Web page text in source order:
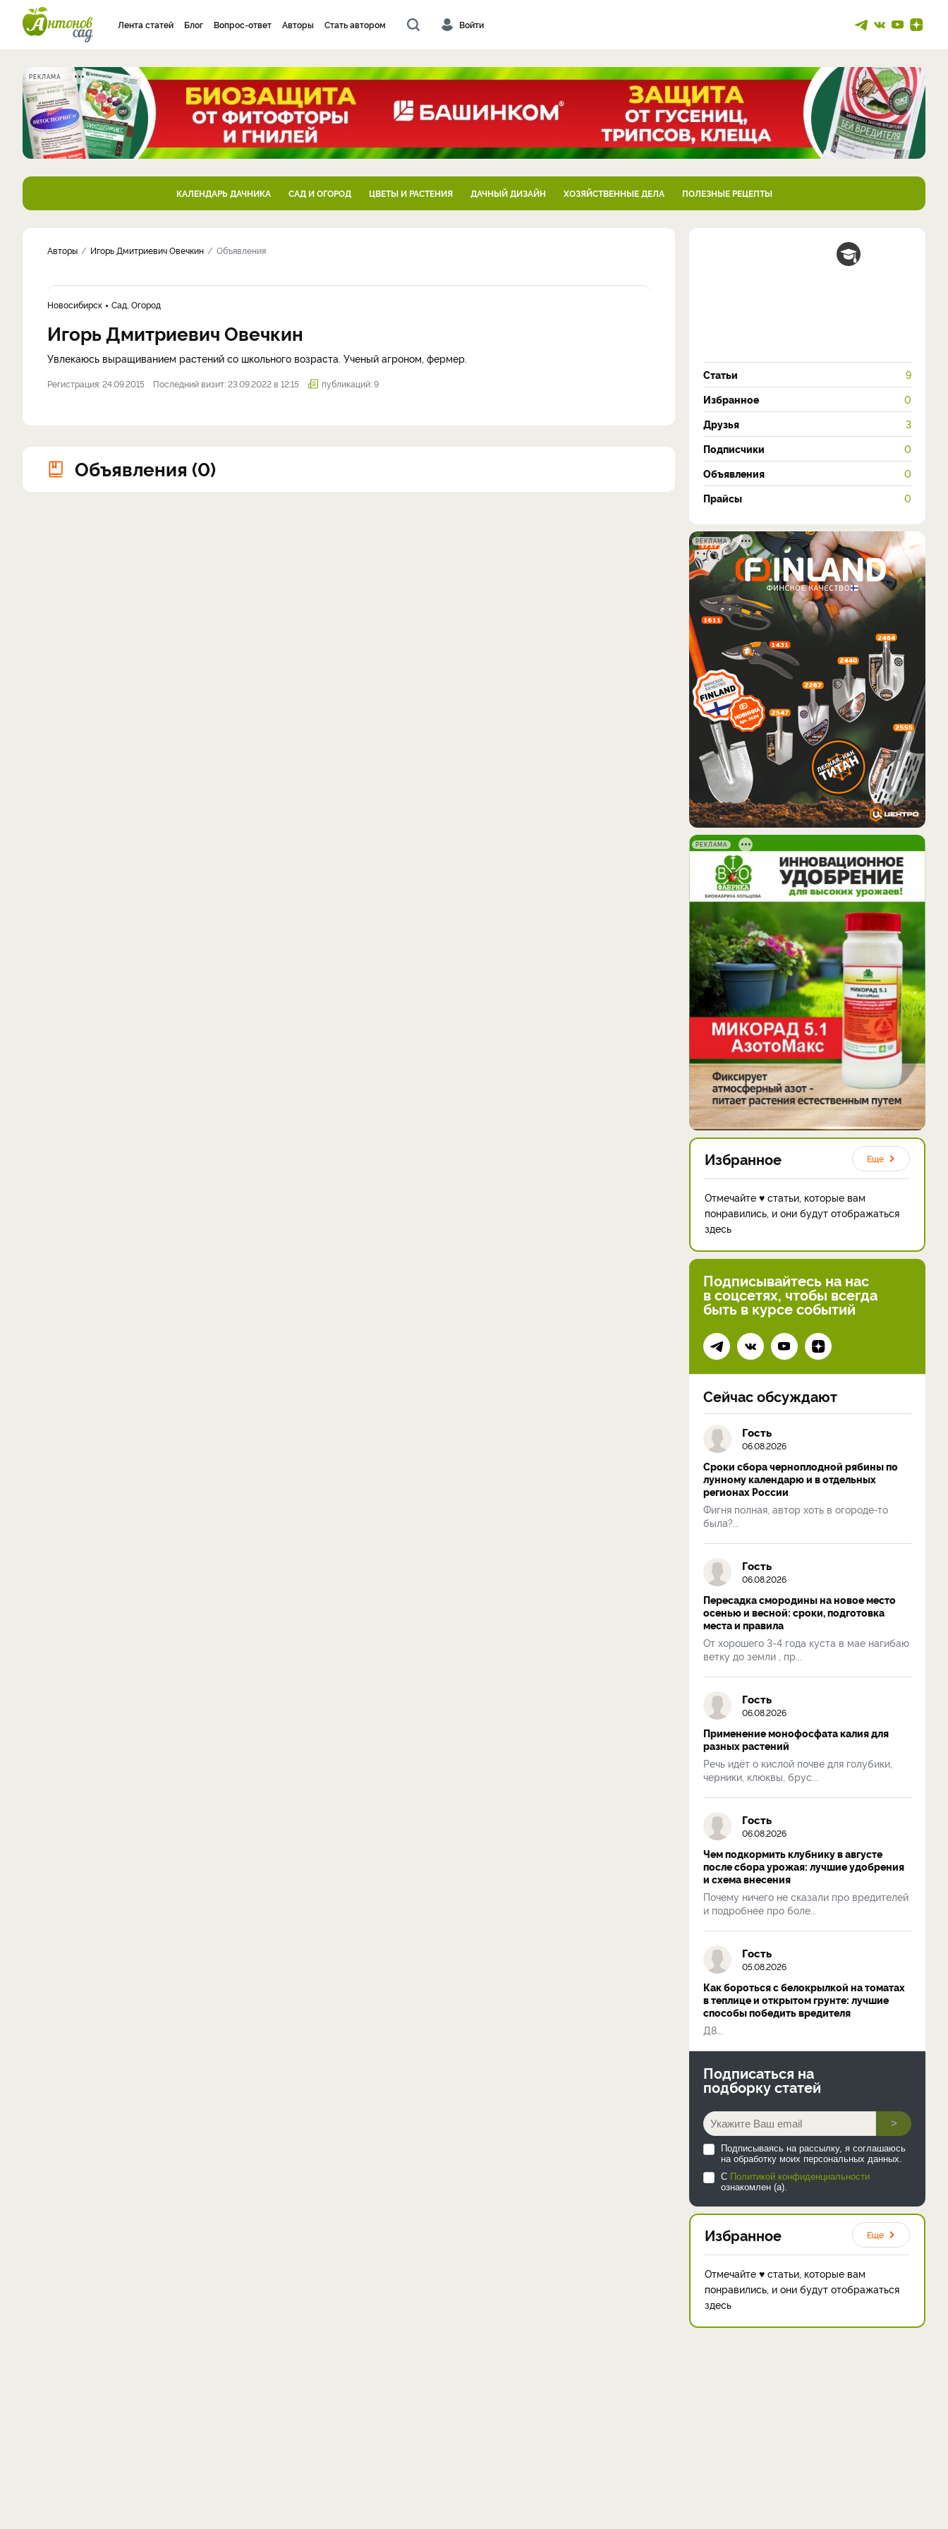
Лента статей Блог Вопрос-ответ Авторы Стать автором Войти
РЕКЛАМА
КАЛЕНДАРЬ ДАЧНИКА САД И ОГОРОД ЦВЕТЫ И РАСТЕНИЯ ДАЧНЫЙ ДИЗАЙН ХОЗЯЙСТВЕННЫЕ ДЕЛА ПОЛЕЗНЫЕ РЕЦЕПТЫ
Авторы Игорь Дмитриевич Овечкин Объявления
Новосибирск Сад, Огород
Игорь Дмитриевич Овечкин
Увлекаюсь выращиванием растений со школьного возраста. Ученый агроном, фермер.
Регистрация: 24.09.2015 Последний визит: 23.09.2022 в 12:15 публикаций: 9
Объявления (0)
Статьи 9
Избранное 0
Друзья 3
Подписчики 0
Объявления 0
Прайсы 0
РЕКЛАМА
РЕКЛАМА
Избранное Еще
Отмечайте ♥ статьи, которые вам
понравились, и они будут отображаться
здесь
Подписывайтесь на нас
в соцсетях, чтобы всегда
быть в курсе событий
Сейчас обсуждают
Гость
06.08.2026
Сроки сбора черноплодной рябины по
лунному календарю и в отдельных
регионах России
Фигня полная, автор хоть в огороде-то
была?...
Гость
06.08.2026
Пересадка смородины на новое место
осенью и весной: сроки, подготовка
места и правила
От хорошего 3-4 года куста в мае нагибаю
ветку до земли , пр...
Гость
06.08.2026
Применение монофосфата калия для
разных растений
Речь идёт о кислой почве для голубики,
черники, клюквы, брус...
Гость
06.08.2026
Чем подкормить клубнику в августе
после сбора урожая: лучшие удобрения
и схема внесения
Почему ничего не сказали про вредителей
и подробнее про боле...
Гость
05.08.2026
Как бороться с белокрылкой на томатах
в теплице и открытом грунте: лучшие
способы победить вредителя
Д8...
Подписаться на
подборку статей
>
Подписываясь на рассылку, я соглашаюсь
на обработку моих персональных данных.
С Политикой конфиденциальности
ознакомлен (а).
Избранное Еще
Отмечайте ♥ статьи, которые вам
понравились, и они будут отображаться
здесь